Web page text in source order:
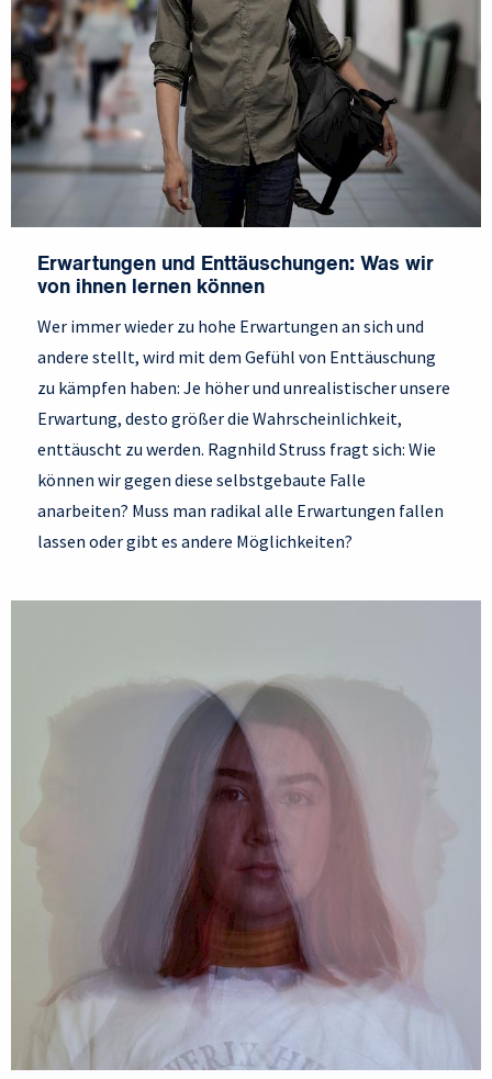
Erwartungen und Enttäuschungen: Was wir
von ihnen lernen können
Wer immer wieder zu hohe Erwartungen an sich und
andere stellt, wird mit dem Gefühl von Enttäuschung
zu kämpfen haben: Je höher und unrealistischer unsere
Erwartung, desto größer die Wahrscheinlichkeit,
enttäuscht zu werden. Ragnhild Struss fragt sich: Wie
können wir gegen diese selbstgebaute Falle
anarbeiten? Muss man radikal alle Erwartungen fallen
lassen oder gibt es andere Möglichkeiten?